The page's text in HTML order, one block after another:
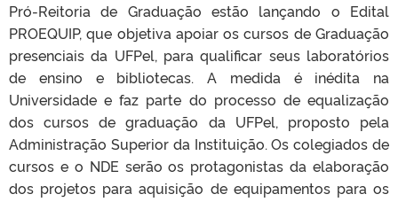
Pró-Reitoria de Graduação estão lançando o Edital
PROEQUIP, que objetiva apoiar os cursos de Graduação
presenciais da UFPel, para qualificar seus laboratórios
de ensino e bibliotecas. A medida é inédita na
Universidade e faz parte do processo de equalização
dos cursos de graduação da UFPel, proposto pela
Administração Superior da Instituição. Os colegiados de
cursos e o NDE serão os protagonistas da elaboração
dos projetos para aquisição de equipamentos para os